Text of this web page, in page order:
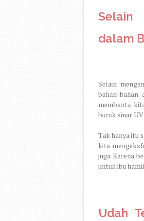
Selain
dalam
Selain
bahan-
membantu
buruk sinar
Tak hanya itu
kita
juga. Karena
untuk ibu
Udah